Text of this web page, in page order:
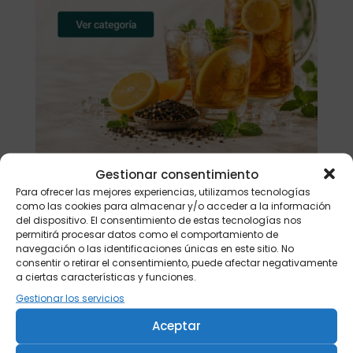
Gestionar consentimiento
Para ofrecer las mejores experiencias, utilizamos tecnologías
como las cookies para almacenar y/o acceder a la información
del dispositivo. El consentimiento de estas tecnologías nos
permitirá procesar datos como el comportamiento de
navegación o las identificaciones únicas en este sitio. No
consentir o retirar el consentimiento, puede afectar negativamente
a ciertas características y funciones.
Gestionar los servicios
Aceptar
Buscar
Productos
Tisanera "Christmas Cats" 0,25l.
porcelana
13,90€
Té verde Japón Hojicha BIO 500 gr.